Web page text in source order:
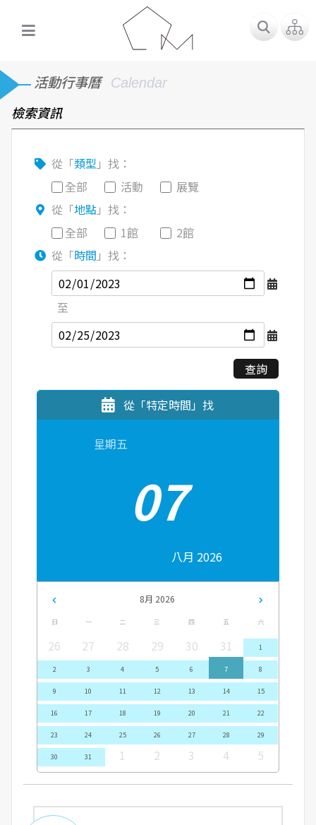
活動行事曆 Calendar
檢索資訊
從「類型」找：
全部
活動
展覽
從「地點」找：
全部
1館
2館
從「時間 」找：
至
查詢
從「特定時間」找
星期五
07
八月 2026
8月 2026
日 一 二 三 四 五 六
26 27 28 29 30 31 1
2 3 4 5 6 7 8
9 10 11 12 13 14 15
16 17 18 19 20 21 22
23 24 25 26 27 28 29
30 31 1 2 3 4 5